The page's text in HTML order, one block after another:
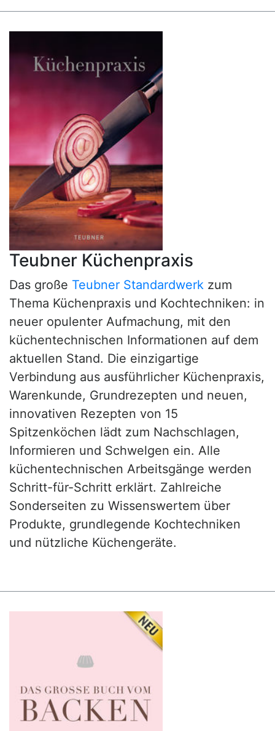
Teubner Küchenpraxis
Das große Teubner Standardwerk zum
Thema Küchenpraxis und Kochtechniken: in
neuer opulenter Aufmachung, mit den
küchentechnischen Informationen auf dem
aktuellen Stand. Die einzigartige
Verbindung aus ausführlicher Küchenpraxis,
Warenkunde, Grundrezepten und neuen,
innovativen Rezepten von 15
Spitzenköchen lädt zum Nachschlagen,
Informieren und Schwelgen ein. Alle
küchentechnischen Arbeitsgänge werden
Schritt-für-Schritt erklärt. Zahlreiche
Sonderseiten zu Wissenswertem über
Produkte, grundlegende Kochtechniken
und nützliche Küchengeräte.